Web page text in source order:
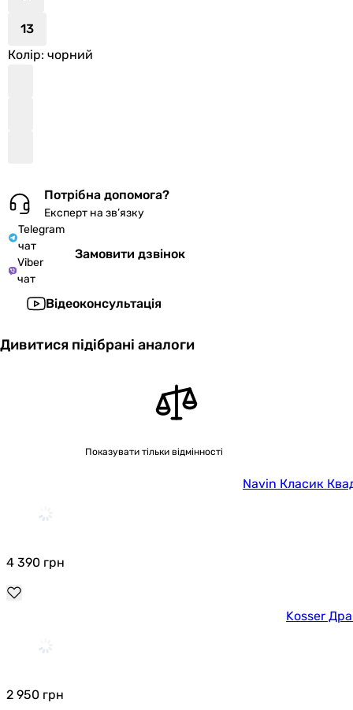
13
Колір: чорний
Потрібна допомога?
Експерт на зв’язку
Telegram
чат
Viber
чат
Замовити дзвінок
Відеоконсультація
Дивитися підібрані аналоги
Показувати тільки відмінності
Navin Класик
4 390 грн
Kosser
2 950 грн